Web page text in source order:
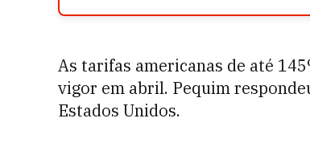
As tarifas americanas de até
vigor em abril. Pequim
Estados Unidos.